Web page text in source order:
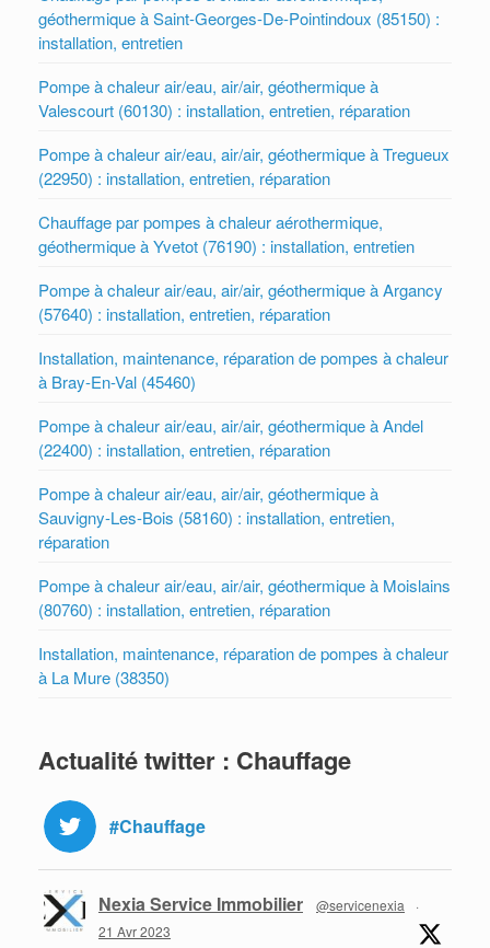
géothermique à Saint-Georges-De-Pointindoux (85150) :
installation, entretien
Pompe à chaleur air/eau, air/air, géothermique à
Valescourt (60130) : installation, entretien, réparation
Pompe à chaleur air/eau, air/air, géothermique à Tregueux
(22950) : installation, entretien, réparation
Chauffage par pompes à chaleur aérothermique,
géothermique à Yvetot (76190) : installation, entretien
Pompe à chaleur air/eau, air/air, géothermique à Argancy
(57640) : installation, entretien, réparation
Installation, maintenance, réparation de pompes à chaleur
à Bray-En-Val (45460)
Pompe à chaleur air/eau, air/air, géothermique à Andel
(22400) : installation, entretien, réparation
Pompe à chaleur air/eau, air/air, géothermique à
Sauvigny-Les-Bois (58160) : installation, entretien,
réparation
Pompe à chaleur air/eau, air/air, géothermique à Moislains
(80760) : installation, entretien, réparation
Installation, maintenance, réparation de pompes à chaleur
à La Mure (38350)
Actualité twitter : Chauffage
#Chauffage
Nexia Service Immobilier @servicenexia
·
21 Avr 2023